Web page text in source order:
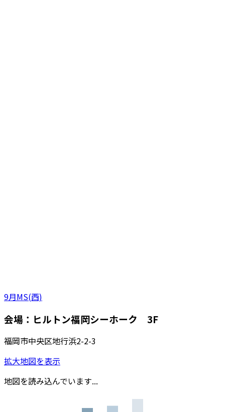
9月MS(西)
会場：ヒルトン福岡シーホーク 3F
福岡市中央区地行浜2-2-3
拡大地図を表示
地図を読み込んでいます...